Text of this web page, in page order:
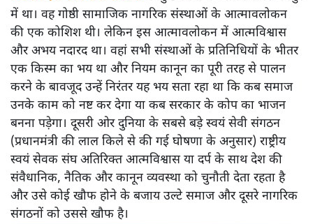
में था। वह गोष्ठी सामाजिक नागरिक संस्थाओं के आत्मावलोकन
की एक कोशिश थी। लेकिन इस आत्मावलोकन में आत्मविश्वास
और अभय नदारद था। वहां सभी संस्थाओं के प्रतिनिधियों के भीतर
एक किस्म का भय था और नियम कानून का पूरी तरह से पालन
करने के बावजूद उन्हें निरंतर यह भय सता रहा था कि कब समाज
उनके काम को नष्ट कर देगा या कब सरकार के कोप का भाजन
बनना पड़ेगा। दूसरी ओर दुनिया के सबसे बड़े स्वयं सेवी संगठन
(प्रधानमंत्री की लाल किले से की गई घोषणा के अनुसार) राष्ट्रीय
स्वयं सेवक संघ अतिरिक्त आत्मविश्वास या दर्प के साथ देश की
संवैधानिक, नैतिक और कानून व्यवस्था को चुनौती देता रहता है
और उसे कोई खौफ होने के बजाय उल्टे समाज और दूसरे नागरिक
संगठनों को उससे खौफ है।